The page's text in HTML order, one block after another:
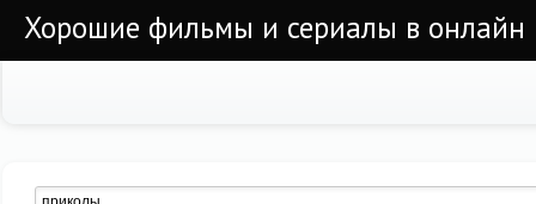
Хорошие фильмы и сериалы в онлайн